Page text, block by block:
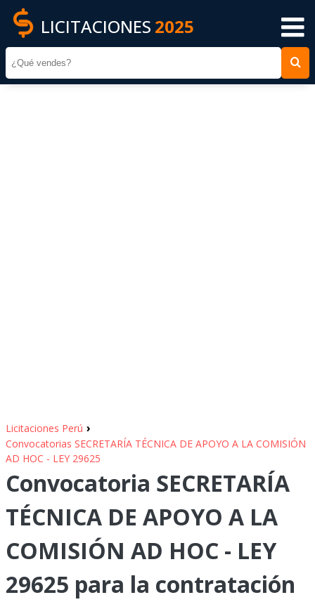
LICITACIONES 2025
Licitaciones Perú ›
Convocatorias SECRETARÍA TÉCNICA DE APOYO A LA COMISIÓN
AD HOC - LEY 29625
Convocatoria SECRETARÍA
TÉCNICA DE APOYO A LA
COMISIÓN AD HOC - LEY
29625 para la contratación